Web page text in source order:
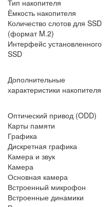
Тип накопителя
Ёмкость накопителя
Количество слотов для SSD
(формат M.2)
Интерфейс установленного
SSD
Дополнительные
характеристики накопителя
Оптический привод (ODD)
Карты памяти
Графика
Дискретная графика
Камера и звук
Камера
Основная камера
Встроенный микрофон
Встроенные динамики